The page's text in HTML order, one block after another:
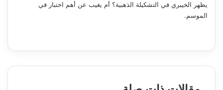
يظهر الخيبري في التشكيلة الذهبية؟ أم يغيب عن أهم اختبار في
الموسم.